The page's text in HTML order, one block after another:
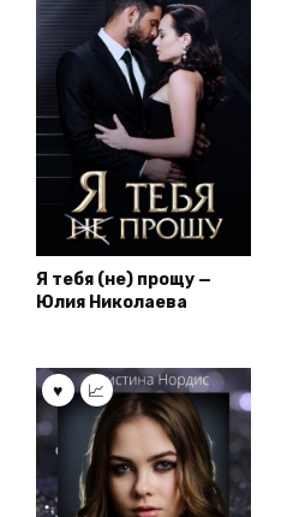
Я тебя (не) прощу —
Юлия Николаева